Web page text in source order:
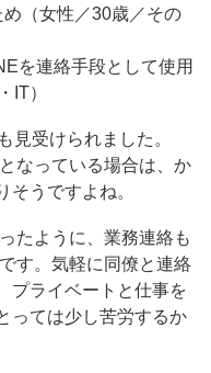
め（女性／30歳／その
を連絡手段として使用
IT）
見受けられました。
なっている場合は、か
そうですよね。
たように、業務連絡も
す。気軽に同僚と連絡
プライベートと仕事を
っては少し苦労するか